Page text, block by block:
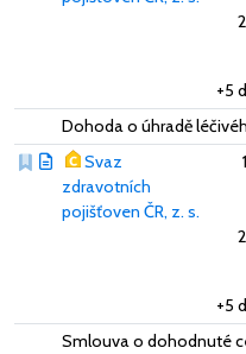
+5
Dohoda o úhradě
Svaz
zdravotních
pojišťoven ČR, z. s.
+5
Smlouva o dohodnuté